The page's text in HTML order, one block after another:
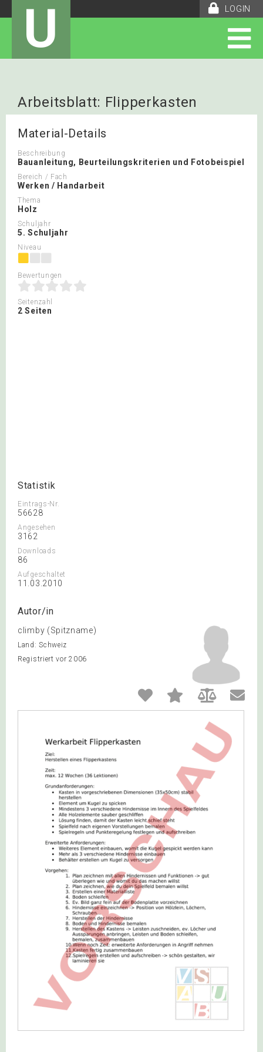
LOGIN
U
Arbeitsblatt: Flipperkasten
Material-Details
Beschreibung
Bauanleitung, Beurteilungskriterien und Fotobeispiel
Bereich / Fach
Werken / Handarbeit
Thema
Holz
Schuljahr
5. Schuljahr
Niveau
Bewertungen
Seitenzahl
2 Seiten
Statistik
Eintrags-Nr.
56628
Angesehen
3162
Downloads
86
Aufgeschaltet
11.03.2010
Autor/in
climby (Spitzname)
Land: Schweiz
Registriert vor 2006